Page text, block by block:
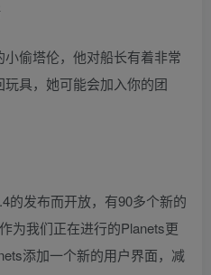
偷塔伦，他对船长有着非常
具，她可能会加入你的团
的发布而开放，有90多个新的
为我们正在进行的Planets更
添加一个新的用户界面，减